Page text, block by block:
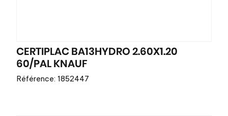
CERTIPLAC BA13HYDRO 2.60X1.20
60/PAL KNAUF
Référence: 1852447